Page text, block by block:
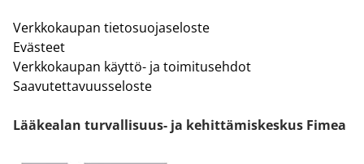
Verkkokaupan tietosuojaseloste
Evästeet
Verkkokaupan käyttö- ja toimitusehdot
Saavutettavuusseloste
Lääkealan turvallisuus- ja kehittämiskeskus Fimea